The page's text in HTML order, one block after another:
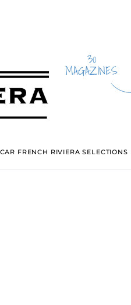
30
MAGAZINES
FRENCH RIVIERA SELECTIONS